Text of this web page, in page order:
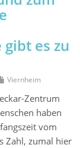
es zu
Viernheim
Zentrum
haben
vom
Zahl, zumal hier